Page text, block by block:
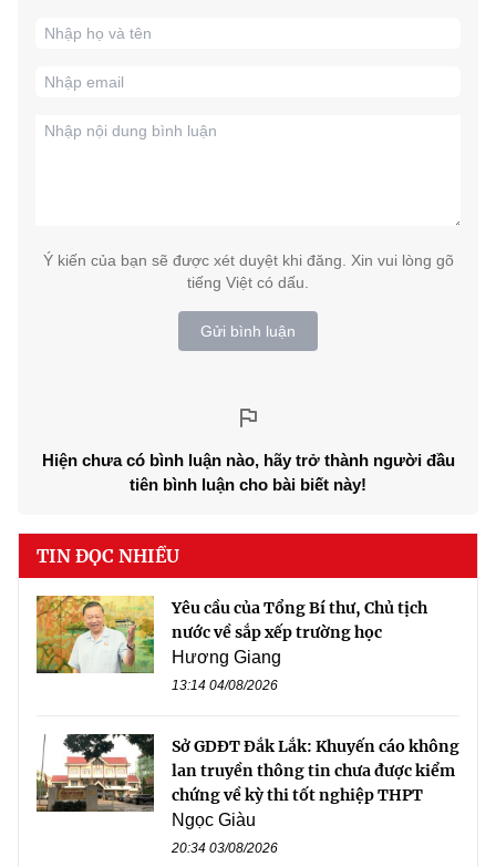
Ý kiến của bạn sẽ được xét duyệt khi đăng. Xin vui lòng gõ
tiếng Việt có dấu.
Gửi bình luận
Hiện chưa có bình luận nào, hãy trở thành người đầu
tiên bình luận cho bài biết này!
TIN ĐỌC NHIỀU
Yêu cầu của Tổng Bí thư, Chủ tịch
nước về sắp xếp trường học
Hương Giang
13:14 04/08/2026
Sở GDĐT Đắk Lắk: Khuyến cáo không
lan truyền thông tin chưa được kiểm
chứng về kỳ thi tốt nghiệp THPT
Ngọc Giàu
20:34 03/08/2026